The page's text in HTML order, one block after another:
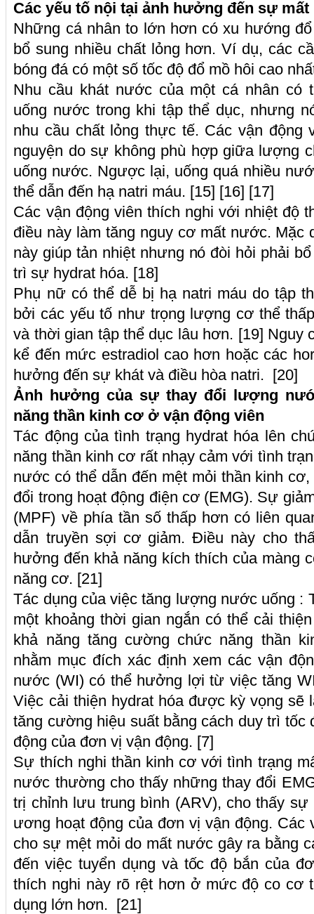
Các yếu tố nội tại ảnh hưởng đến sự
Những cá nhân to lớn hơn có xu hướng
bổ sung nhiều chất lỏng hơn. Ví dụ, các
bóng đá có một số tốc độ đổ mồ hôi cao
Nhu cầu khát nước của một cá nhân có
uống nước trong khi tập thể dục, nhưng
nhu cầu chất lỏng thực tế. Các vận
nguyện do sự không phù hợp giữa lượng
uống nước. Ngược lại, uống quá nhiều
thể dẫn đến hạ natri máu. [15] [16] [17]
Các vận động viên thích nghi với nhiệt độ
điều này làm tăng nguy cơ mất nước. Mặc
này giúp tản nhiệt nhưng nó đòi hỏi phải
trì sự hydrat hóa. [18]
Phụ nữ có thể dễ bị hạ natri máu do tập
bởi các yếu tố như trọng lượng cơ thể
và thời gian tập thể dục lâu hơn. [19] Nguy
kể đến mức estradiol cao hơn hoặc các
hưởng đến sự khát và điều hòa natri. [20]
Ảnh hưởng của sự thay đổi lượng
năng thần kinh cơ ở vận động viên
Tác động của tình trạng hydrat hóa lên
năng thần kinh cơ rất nhạy cảm với tình
nước có thể dẫn đến mệt mỏi thần kinh
đổi trong hoạt động điện cơ (EMG). Sự
(MPF) về phía tần số thấp hơn có liên
dẫn truyền sợi cơ giảm. Điều này cho
hưởng đến khả năng kích thích của màng
năng cơ. [21]
Tác dụng của việc tăng lượng nước uống :
một khoảng thời gian ngắn có thể cải
khả năng tăng cường chức năng thần
nhằm mục đích xác định xem các vận
nước (WI) có thể hưởng lợi từ việc tăng
Việc cải thiện hydrat hóa được kỳ vọng sẽ
tăng cường hiệu suất bằng cách duy trì tốc
động của đơn vị vận động. [7]
Sự thích nghi thần kinh cơ với tình trạng
nước thường cho thấy những thay đổi
trị chỉnh lưu trung bình (ARV), cho thấy
ương hoạt động của đơn vị vận động. Các
cho sự mệt mỏi do mất nước gây ra bằng
đến việc tuyển dụng và tốc độ bắn của
thích nghi này rõ rệt hơn ở mức độ co cơ
dụng lớn hơn. [21]